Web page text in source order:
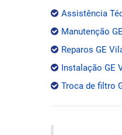
Assistência
Manutenção
Reparos GE
Instalação GE
Troca de filtro